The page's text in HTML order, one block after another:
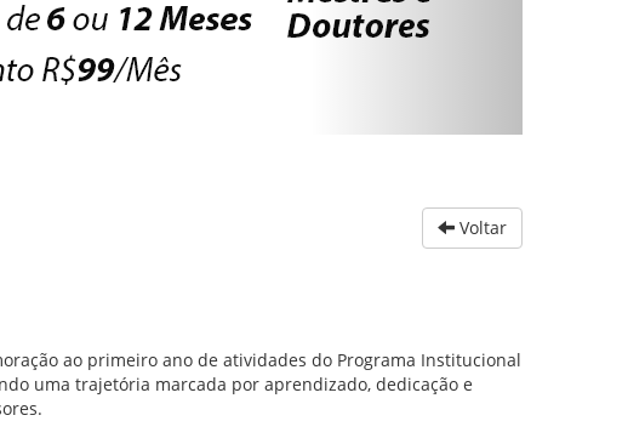
Voltar
ao primeiro ano de atividades do Programa Institucional
uma trajetória marcada por aprendizado, dedicação e